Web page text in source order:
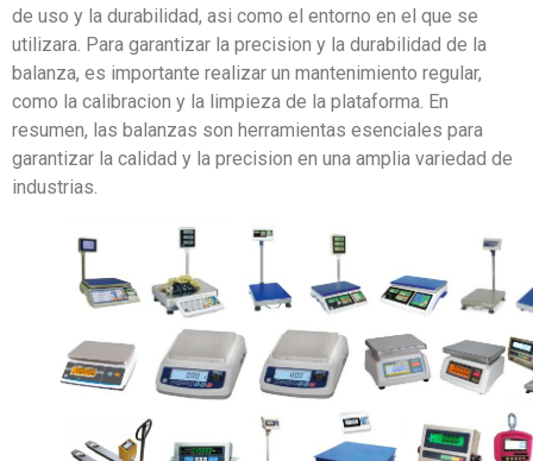
de uso y la durabilidad, asi como el entorno en el que se
utilizara. Para garantizar la precision y la durabilidad de la
balanza, es importante realizar un mantenimiento regular,
como la calibracion y la limpieza de la plataforma. En
resumen, las balanzas son herramientas esenciales para
garantizar la calidad y la precision en una amplia variedad de
industrias.